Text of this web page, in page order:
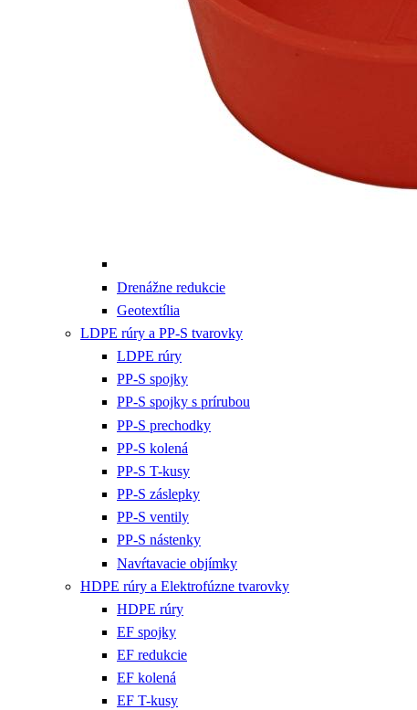
Drenážne redukcie
Geotextília
LDPE rúry a PP-S tvarovky
LDPE rúry
PP-S spojky
PP-S spojky s prírubou
PP-S prechodky
PP-S kolená
PP-S T-kusy
PP-S záslepky
PP-S ventily
PP-S nástenky
Navŕtavacie objímky
HDPE rúry a Elektrofúzne tvarovky
HDPE rúry
EF spojky
EF redukcie
EF kolená
EF T-kusy